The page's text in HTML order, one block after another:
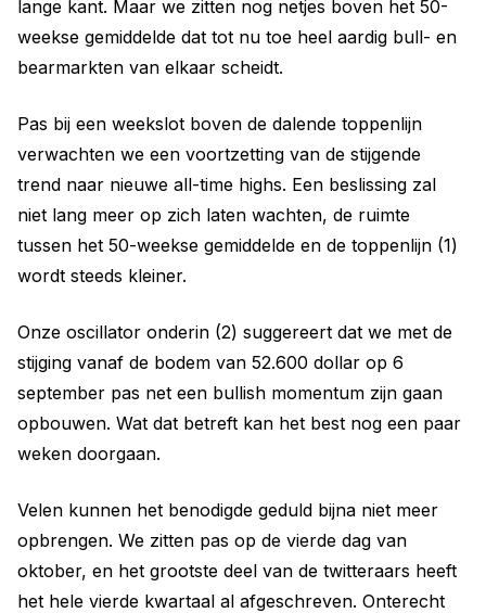
lange kant. Maar we zitten nog netjes boven het 50-
weekse gemiddelde dat tot nu toe heel aardig bull- en
bearmarkten van elkaar scheidt.
Pas bij een weekslot boven de dalende toppenlijn
verwachten we een voortzetting van de stijgende
trend naar nieuwe all-time highs. Een beslissing zal
niet lang meer op zich laten wachten, de ruimte
tussen het 50-weekse gemiddelde en de toppenlijn (1)
wordt steeds kleiner.
Onze oscillator onderin (2) suggereert dat we met de
stijging vanaf de bodem van 52.600 dollar op 6
september pas net een bullish momentum zijn gaan
opbouwen. Wat dat betreft kan het best nog een paar
weken doorgaan.
Velen kunnen het benodigde geduld bijna niet meer
opbrengen. We zitten pas op de vierde dag van
oktober, en het grootste deel van de twitteraars heeft
het hele vierde kwartaal al afgeschreven. Onterecht